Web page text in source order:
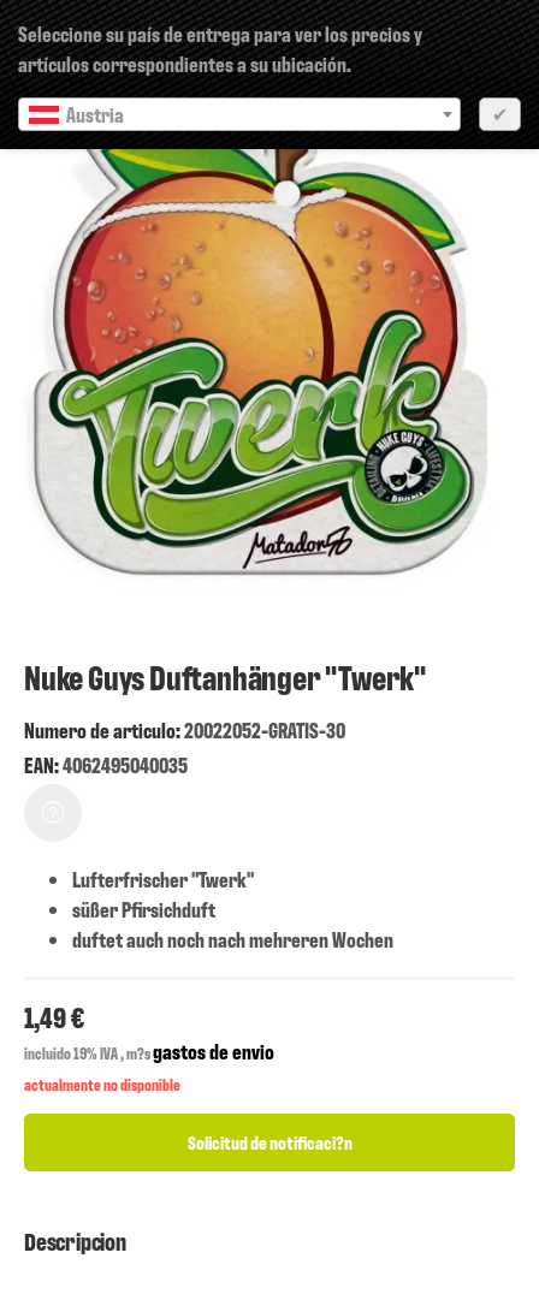
Seleccione su país de entrega para ver los precios y
artículos correspondientes a su ubicación.
Austria
✔
Nuke Guys Duftanhänger "Twerk"
Numero de articulo:20022052-GRATIS-30
EAN:4062495040035
Lufterfrischer "Twerk"
süßer Pfirsichduft
duftet auch noch nach mehreren Wochen
1,49 €
incluido 19% IVA , m?sgastos de envio
actualmente no disponible
Solicitud de notificaci?n
Descripcion